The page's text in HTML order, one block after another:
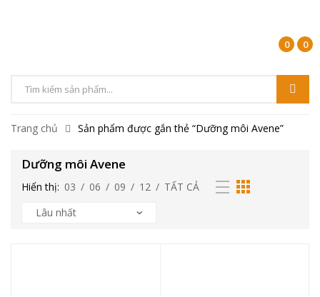
0 0
Trang chủ Sản phẩm được gắn thẻ “Dưỡng môi Avene”
Dưỡng môi Avene
Hiển thị: 03 / 06 / 09 / 12 / TẤT CẢ